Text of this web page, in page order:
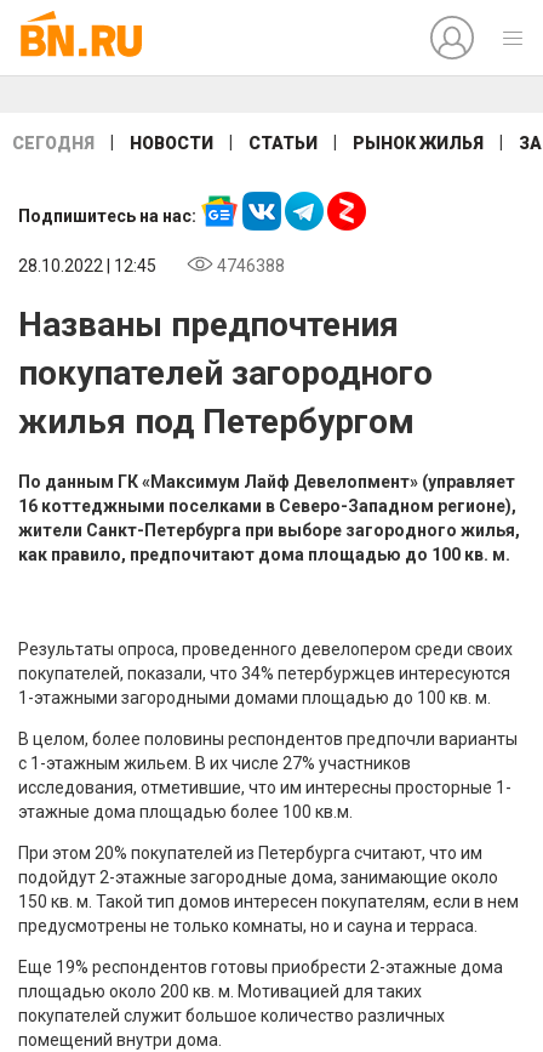
СЕГОДНЯ НОВОСТИ СТАТЬИ РЫНОК ЖИЛЬЯ
Подпишитесь на нас:
28.10.2022 | 12:45 4746388
Названы предпочтения
покупателей загородного
жилья под Петербургом
По данным ГК «Максимум Лайф Девелопмент» (управляет
16 коттеджными поселками в Северо-Западном регионе),
жители Санкт-Петербурга при выборе загородного жилья,
как правило, предпочитают дома площадью до 100 кв. м.
Результаты опроса, проведенного девелопером среди своих
покупателей, показали, что 34% петербуржцев интересуются
1-этажными загородными домами площадью до 100 кв. м.
В целом, более половины респондентов предпочли варианты
с 1-этажным жильем. В их числе 27% участников
исследования, отметившие, что им интересны просторные 1-
этажные дома площадью более 100 кв.м.
При этом 20% покупателей из Петербурга считают, что им
подойдут 2-этажные загородные дома, занимающие около
150 кв. м. Такой тип домов интересен покупателям, если в нем
предусмотрены не только комнаты, но и сауна и терраса.
Еще 19% респондентов готовы приобрести 2-этажные дома
площадью около 200 кв. м. Мотивацией для таких
покупателей служит большое количество различных
помещений внутри дома.